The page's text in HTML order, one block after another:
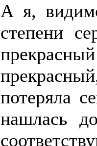
А я,
степени
потеряла
нашлась